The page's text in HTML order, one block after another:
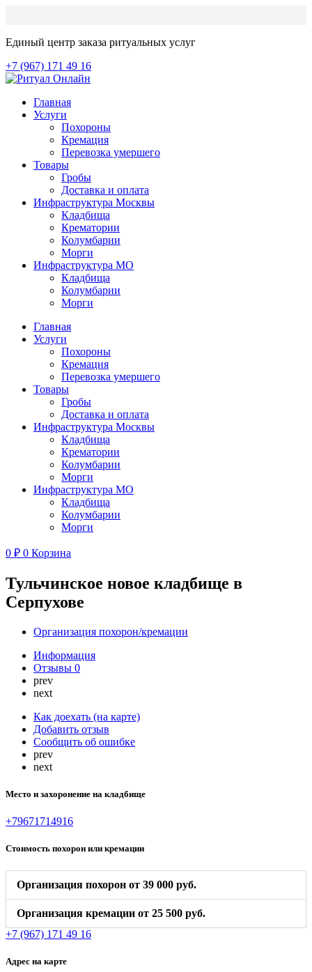
Единый центр заказа ритуальных услуг
+7 (967) 171 49 16
Главная
Услуги
Похороны
Кремация
Перевозка умершего
Товары
Гробы
Доставка и оплата
Инфраструктура Москвы
Кладбища
Крематории
Колумбарии
Морги
Инфраструктура МО
Кладбища
Колумбарии
Морги
Главная
Услуги
Похороны
Кремация
Перевозка умершего
Товары
Гробы
Доставка и оплата
Инфраструктура Москвы
Кладбища
Крематории
Колумбарии
Морги
Инфраструктура МО
Кладбища
Колумбарии
Морги
0 ₽ 0 Корзина
Тульчинское новое кладбище в
Серпухове
Организация похорон/кремации
Информация
Отзывы 0
prev
next
Как доехать (на карте)
Добавить отзыв
Сообщить об ошибке
prev
next
Место и захоронение на кладбище
+79671714916
Стоимость похорон или кремации
Организация похорон от 39 000 руб.
Организация кремации от 25 500 руб.
+7 (967) 171 49 16
Адрес на карте